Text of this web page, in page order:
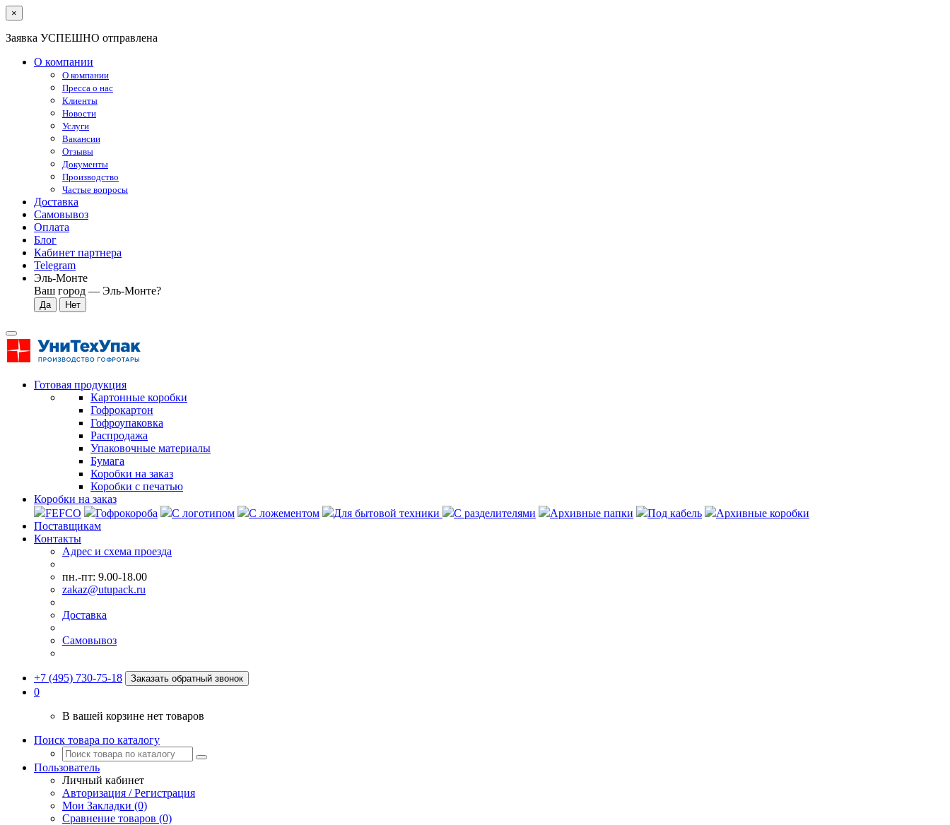
×
Заявка УСПЕШНО отправлена
О компании
О компании
Пресса о нас
Клиенты
Новости
Услуги
Вакансии
Отзывы
Документы
Производство
Частые вопросы
Доставка
Самовывоз
Оплата
Блог
Кабинет партнера
Telegram
Эль-Монте
Ваш город — Эль-Монте?
Готовая продукция
Картонные коробки
Гофрокартон
Гофроупаковка
Распродажа
Упаковочные материалы
Бумага
Коробки на заказ
Коробки с печатью
Коробки на заказ
FEFCO
Гофрокороба С логотипом С ложементом Для бытовой техники С разделителями Архивные папки Под кабель
Архивные коробки
Поставщикам
Контакты
Адрес и схема проезда
пн.-пт: 9.00-18.00
zakaz@utupack.ru
Доставка
Самовывоз
+7 (495) 730-75-18 Заказать обратный звонок
0
В вашей корзине нет товаров
Поиск товара по каталогу
Пользователь
Личный кабинет
Авторизация / Регистрация
Мои Закладки (0)
Сравнение товаров (0)